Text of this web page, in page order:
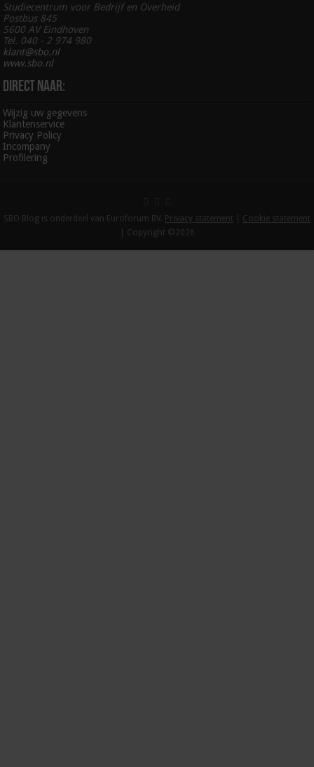
Studiecentrum voor Bedrijf en Overheid
Postbus 845
5600 AV Eindhoven
Tel. 040 - 2 974 980
klant@sbo.nl
www.sbo.nl
Direct naar:
Wijzig uw gegevens
Klantenservice
Privacy Policy
Incompany
Profilering
SBO Blog is onderdeel van Euroforum BV. Privacy statement
Cookie statement
| Copyright ©2026